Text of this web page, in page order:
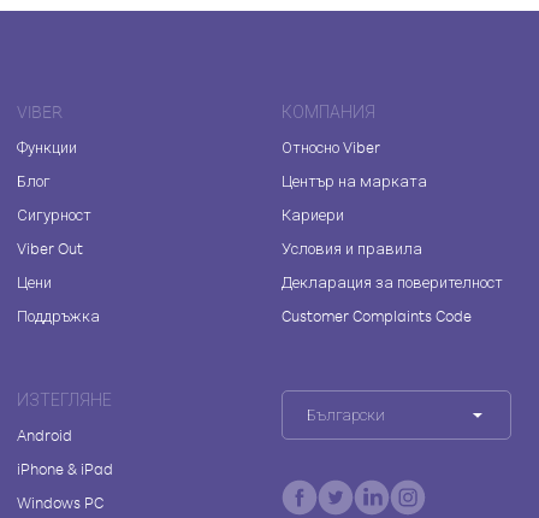
VIBER
Функции
Блог
Сигурност
Viber Out
Цени
Поддръжка
КОМПАНИЯ
Относно Viber
Център на марката
Кариери
Условия и правила
Декларация за поверителност
Customer Complaints Code
ИЗТЕГЛЯНЕ
Android
iPhone & iPad
Windows PC
Български